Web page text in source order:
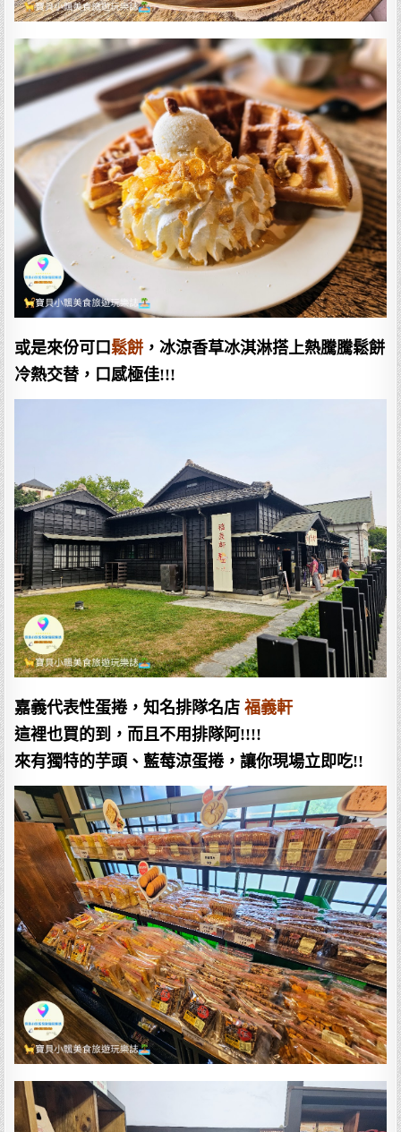
或是來份可口 鬆餅 ，冰涼香草冰淇淋搭上熱騰騰鬆餅
冷熱交替，口感極佳!!!
嘉義代表性蛋捲，知名排隊名店福義軒
這裡也買的到，而且不用排隊阿!!!!
來有獨特的芋頭、藍莓涼蛋捲，讓你現場立即吃!!